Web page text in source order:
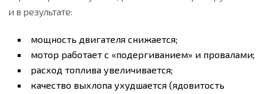
и в результате:
мощность двигателя снижается;
мотор работает с «подергиванием» и провалами;
расход топлива увеличивается;
качество выхлопа ухудшается (ядовитость